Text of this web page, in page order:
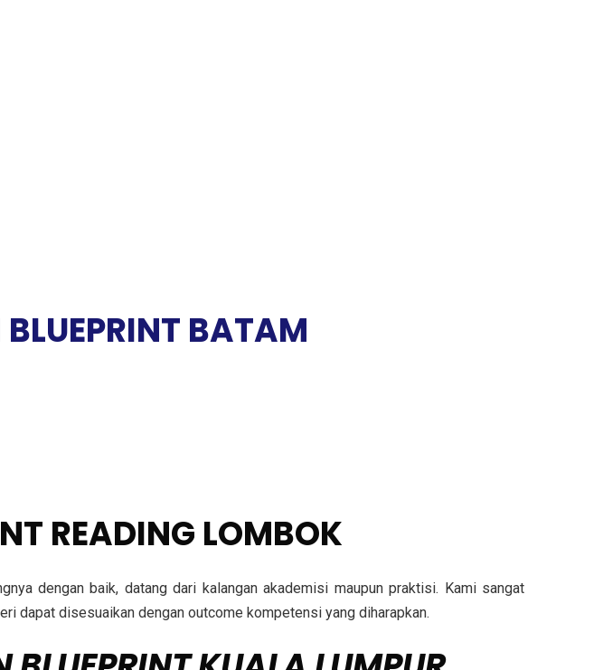
BATAM
READING LOMBOK
dengan baik, datang dari kalangan akademisi maupun praktisi. Kami sangat
dapat disesuaikan dengan outcome kompetensi yang diharapkan.